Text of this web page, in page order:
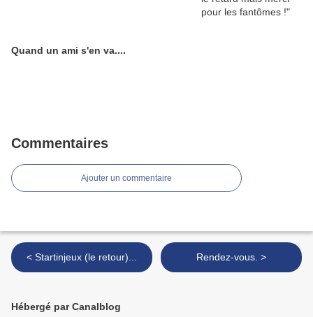
Quand un ami s'en va....
Commentaires
Ajouter un commentaire
< Startinjeux (le retour)... Rendez-vous. >
Hébergé par Canalblog